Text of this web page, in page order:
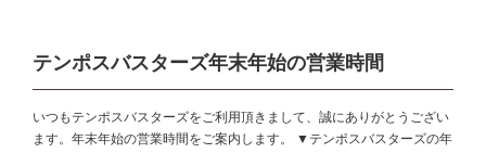
テンポスバスターズ年末年始の営業時間
いつもテンポスバスターズをご利用頂きまして、誠にありがとうござい
ます。年末年始の営業時間をご案内します。 ▼テンポスバスターズの年